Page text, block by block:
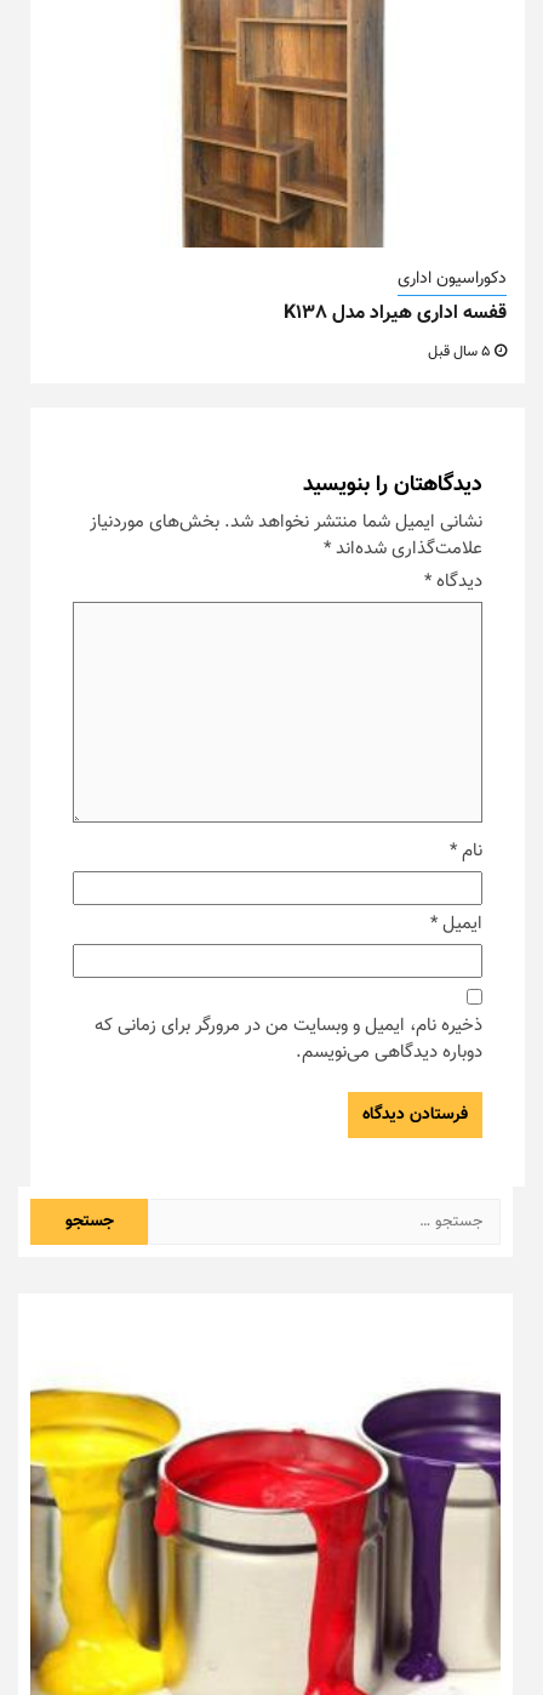
دکوراسیون اداری
قفسه اداری هیراد مدل K138
دیدگاهتان را بنویسید
نشانی ایمیل شما منتشر نخواهد شد. بخش‌های موردنیاز
علامت‌گذاری شده‌اند*
دیدگاه*
نام*
ایمیل*
ذخیره نام، ایمیل و وبسایت من در مرورگر برای زمانی که
دوباره دیدگاهی می‌نویسم.
جستجو
برای: